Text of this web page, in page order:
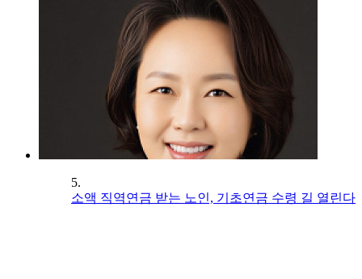
5.
소액 직역연금 받는 노인, 기초연금 수령 길 열린다